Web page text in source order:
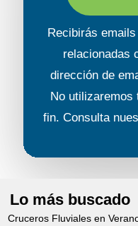
Recibirás
relacionadas
dirección de
No utilizaremos
fin. Consulta
Lo más buscado
Cruceros Fluviales en